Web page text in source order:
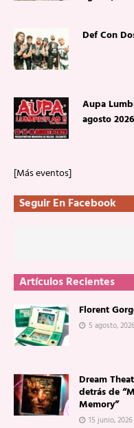
Def Con
Aupa
agosto
[Más eventos]
Seguir En Facebook
Artículos Recientes
Florent
5 agosto,
Dream
detrás de
Memory”
15 junio, 2026